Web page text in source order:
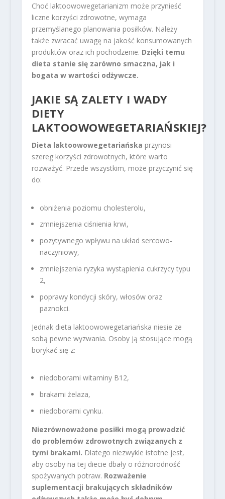
Choć laktoowowegetarianizm może przynieść
liczne korzyści zdrowotne, wymaga
przemyślanego planowania posiłków. Należy
także zwracać uwagę na jakość konsumowanych
produktów oraz ich pochodzenie. Dzięki temu
dieta stanie się zarówno smaczna, jak i
bogata w wartości odżywcze.
JAKIE SĄ ZALETY I WADY
DIETY
LAKTOOWOWEGETARIAŃSKIEJ?
Dieta laktoowowegetariańska przynosi
szereg korzyści zdrowotnych, które warto
rozważyć. Przede wszystkim, może przyczynić się
do:
obniżenia poziomu cholesterolu,
zmniejszenia ciśnienia krwi,
pozytywnego wpływu na układ sercowo-
naczyniowy,
zmniejszenia ryzyka wystąpienia cukrzycy typu
2,
poprawy kondycji skóry, włosów oraz
paznokci.
Jednak dieta laktoowowegetariańska niesie ze
sobą pewne wyzwania. Osoby ją stosujące mogą
borykać się z:
niedoborami witaminy B12,
brakami żelaza,
niedoborami cynku.
Niezrównoważone posiłki mogą prowadzić
do problemów zdrowotnych związanych z
tymi brakami. Dlatego niezwykle istotne jest,
aby osoby na tej diecie dbały o różnorodność
spożywanych potraw. Rozważenie
suplementacji brakujących składników